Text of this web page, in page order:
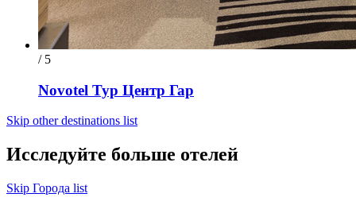
/ 5
Novotel Тур Центр Гар
Skip other destinations list
Исследуйте больше отелей
Skip Города list